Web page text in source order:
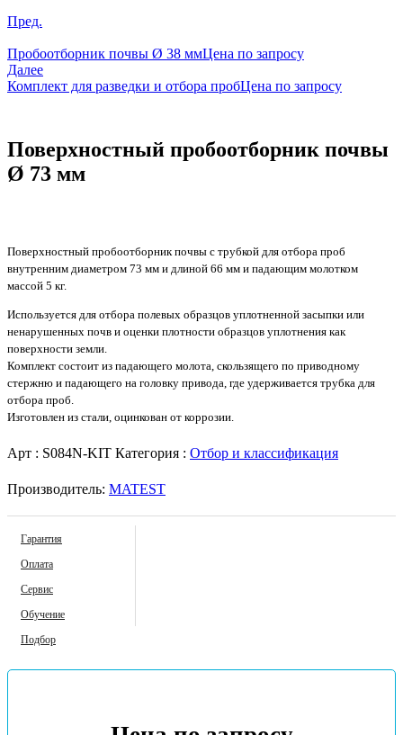
Пред.
Пробоотборник почвы Ø 38 ммЦена по запросу
Далее
Комплект для разведки и отбора пробЦена по запросу
Поверхностный пробоотборник почвы
Ø 73 мм
Поверхностный пробоотборник почвы с трубкой для отбора проб
внутренним диаметром 73 мм и длиной 66 мм и падающим молотком
массой 5 ​​кг.
Используется для отбора полевых образцов уплотненной засыпки или
ненарушенных почв и оценки плотности образцов уплотнения как
поверхности земли.
Комплект состоит из падающего молота, скользящего по приводному
стержню и падающего на головку привода, где удерживается трубка для
отбора проб.
Изготовлен из стали, оцинкован от коррозии.
Арт : S084N-KIT Категория : Отбор и классификация
Производитель: MATEST
Гарантия
Оплата
Сервис
Обучение
Подбор